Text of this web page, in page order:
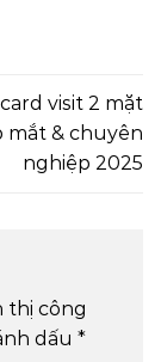
visit 2 mặt
mắt & chuyên
nghiệp 2025
thị công
dấu *